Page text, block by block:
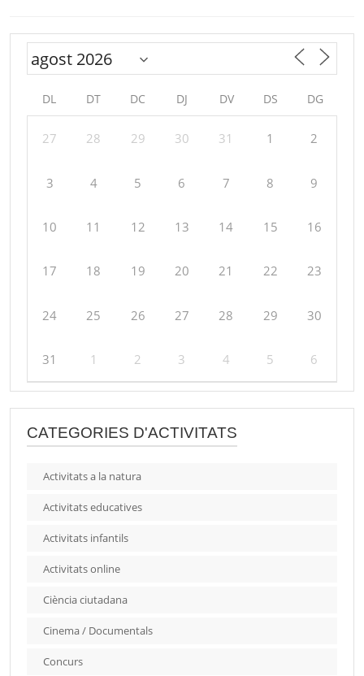
DL DT DC DJ DV DS DG
27 28 29 30 31 1 2
3 4 5 6 7 8 9
10 11 12 13 14 15 16
17 18 19 20 21 22 23
24 25 26 27 28 29 30
31 1 2 3 4 5 6
CATEGORIES D'ACTIVITATS
Activitats a la natura
Activitats educatives
Activitats infantils
Activitats online
Ciència ciutadana
Cinema / Documentals
Concurs